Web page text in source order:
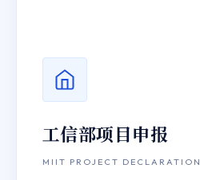
工信部项目申报
MIIT PROJECT DECLARATION